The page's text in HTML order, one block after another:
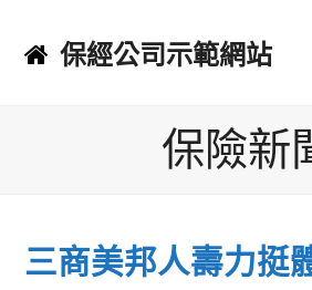
保經公司示範網站
保險新
三商美邦人壽力挺